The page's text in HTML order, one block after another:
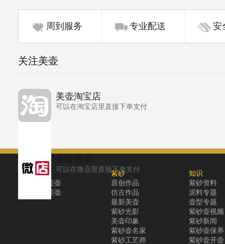
周到服务 专业配送 安
关注美壶
美壶淘宝店
可以在淘宝店里直接下单支付
可以在微店里直接下单支付
关于
关于美壶
联系美壶
紫砂
原创作品
仿古作品
最新美壶
紫砂光影
美壶印象
紫砂壶名家
紫砂工艺师
知识
紫砂资料
泥料专题
壶型专题
紫砂壶视频
紫砂新闻
紫砂壶保养
紫砂壶开壶